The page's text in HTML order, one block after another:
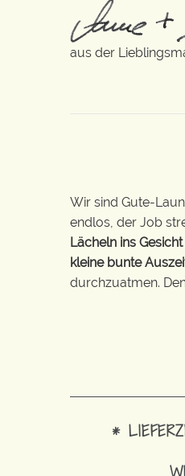
aus der
Wir sind Gute-
endlos, der Job
Lächeln ins
kleine bunte
durchzuatmen.
*